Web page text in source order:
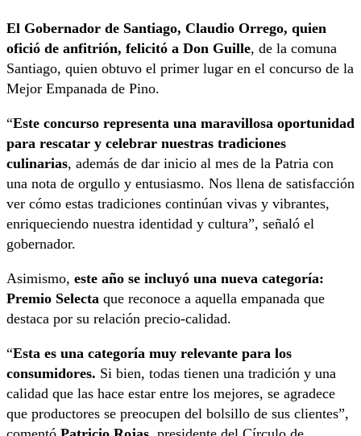
El Gobernador de Santiago, Claudio Orrego, quien
ofició de anfitrión, felicitó a Don Guille, de la comuna
Santiago, quien obtuvo el primer lugar en el concurso de la
Mejor Empanada de Pino.
“Este concurso representa una maravillosa oportunidad
para rescatar y celebrar nuestras tradiciones
culinarias, además de dar inicio al mes de la Patria con
una nota de orgullo y entusiasmo. Nos llena de satisfacción
ver cómo estas tradiciones continúan vivas y vibrantes,
enriqueciendo nuestra identidad y cultura”, señaló el
gobernador.
Asimismo, este año se incluyó una nueva categoría:
Premio Selecta que reconoce a aquella empanada que
destaca por su relación precio-calidad.
“Esta es una categoría muy relevante para los
consumidores. Si bien, todas tienen una tradición y una
calidad que las hace estar entre los mejores, se agradece
que productores se preocupen del bolsillo de sus clientes”,